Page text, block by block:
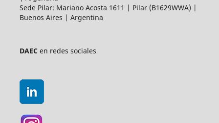
Sede Pilar: Mariano Acosta 1611 | Pilar (B1629WWA) |
Buenos Aires | Argentina
DAECen redes sociales